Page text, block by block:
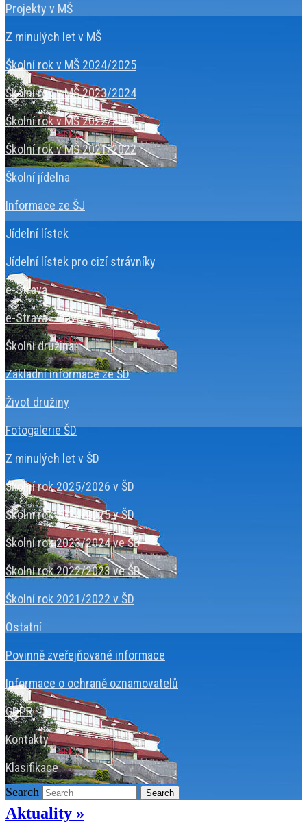
Projekty v MŠ
Z minulých let v MŠ
Školní rok v MŠ 2024/2025
Školní rok v MŠ 2023/2024
Školní rok v MŠ 2022/2023
Školní rok v MŠ 2021/2022
Školní jídelna
Informace ze ŠJ
Jídelní lístek
Jídelní lístek pro cizí strávníky
e-Strava
e-Strava – návod
Školní družina
Základní informace ze ŠD
Život družiny
Fotogalerie ŠD
Z minulých let v ŠD
Školní rok 2025/2026 v ŠD
Školní rok 2024/2025 v ŠD
Školní rok 2023/2024 ve ŠD
Školní rok 2022/2023 ve ŠD
Školní rok 2021/2022 v ŠD
Ostatní
Povinně zveřejňované informace
Informace o ochraně oznamovatelů
GDPR
Kontakty
Klasifikace
Search Search
Aktuality »